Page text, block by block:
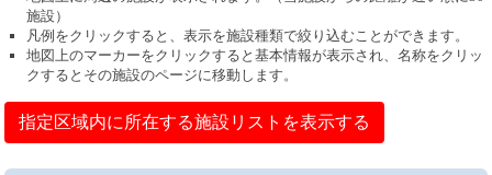
施設）
凡例をクリックすると、表示を施設種類で絞り込むことができます。
地図上のマーカーをクリックすると基本情報が表示され、名称をクリッ
クするとその施設のページに移動します。
指定区域内に所在する施設リストを表示する